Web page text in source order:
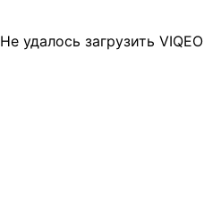
Не удалось загрузить VIQEO